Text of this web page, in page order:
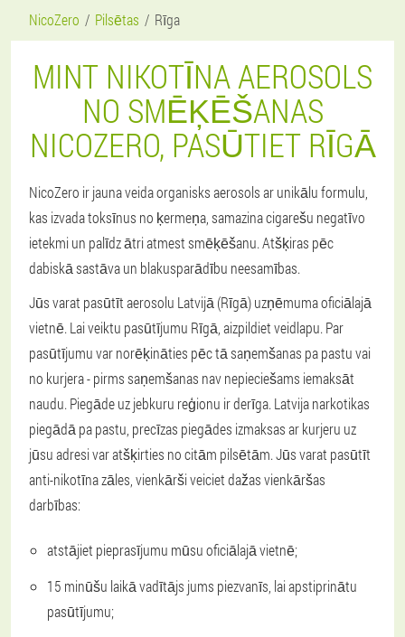
NicoZero Pilsētas Rīga
MINT NIKOTĪNA AEROSOLS
NO SMĒĶĒŠANAS
NICOZERO, PASŪTIET RĪGĀ
NicoZero ir jauna veida organisks aerosols ar unikālu formulu,
kas izvada toksīnus no ķermeņa, samazina cigarešu negatīvo
ietekmi un palīdz ātri atmest smēķēšanu. Atšķiras pēc
dabiskā sastāva un blakusparādību neesamības.
Jūs varat pasūtīt aerosolu Latvijā (Rīgā) uzņēmuma oficiālajā
vietnē. Lai veiktu pasūtījumu Rīgā, aizpildiet veidlapu. Par
pasūtījumu var norēķināties pēc tā saņemšanas pa pastu vai
no kurjera - pirms saņemšanas nav nepieciešams iemaksāt
naudu. Piegāde uz jebkuru reģionu ir derīga. Latvija narkotikas
piegādā pa pastu, precīzas piegādes izmaksas ar kurjeru uz
jūsu adresi var atšķirties no citām pilsētām. Jūs varat pasūtīt
anti-nikotīna zāles, vienkārši veiciet dažas vienkāršas
darbības:
atstājiet pieprasījumu mūsu oficiālajā vietnē;
15 minūšu laikā vadītājs jums piezvanīs, lai apstiprinātu
pasūtījumu;